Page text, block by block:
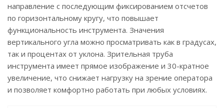
направление с последующим фиксированием отсчетов
по горизонтальному кругу, что повышает
функциональность инструмента. Значения
вертикального угла можно просматривать как в градусах,
так и процентах от уклона. Зрительная труба
инструмента имеет прямое изображение и 30-кратное
увеличение, что снижает нагрузку на зрение оператора
и позволяет комфортно работать при любых условиях.